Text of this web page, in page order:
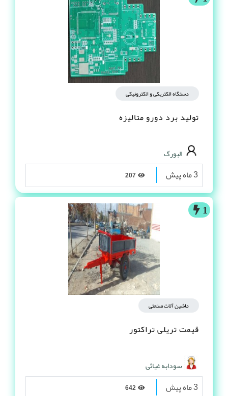
دستگاه الکتریکی و الکترونیکی
تولید برد دورو متالیزه
البورگ
3 ماه پیش
1
ماشین آلات صنعتی
قیمت تریلی تراکتور
سودابه غیاثی
3 ماه پیش